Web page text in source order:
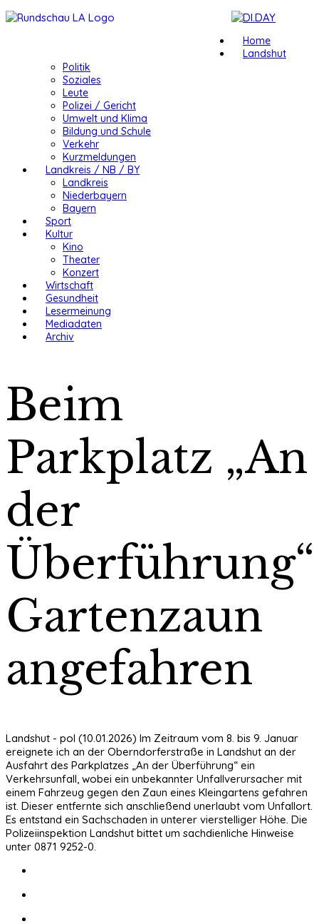
Home
Landshut
Politik
Soziales
Leute
Polizei / Gericht
Umwelt und Klima
Bildung und Schule
Verkehr
Kurzmeldungen
Landkreis / NB / BY
Landkreis
Niederbayern
Bayern
Sport
Kultur
Kino
Theater
Konzert
Wirtschaft
Gesundheit
Lesermeinung
Mediadaten
Archiv
Beim
Parkplatz „An
der
Überführung“
Gartenzaun
angefahren
Landshut - pol (10.01.2026) Im Zeitraum vom 8. bis 9. Januar
ereignete ich an der Oberndorferstraße in Landshut an der
Ausfahrt des Parkplatzes „An der Überführung“ ein
Verkehrsunfall, wobei ein unbekannter Unfallverursacher mit
einem Fahrzeug gegen den Zaun eines Kleingartens gefahren
ist. Dieser entfernte sich anschließend unerlaubt vom Unfallort.
Es entstand ein Sachschaden in unterer vierstelliger Höhe. Die
Polizeiinspektion Landshut bittet um sachdienliche Hinweise
unter 0871 9252-0.